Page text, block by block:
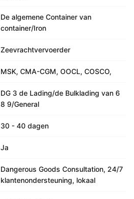
De algemene Container van
container/Iron
Zeevrachtvervoerder
MSK, CMA-CGM, OOCL, COSCO,
DG 3 de Lading/de Bulklading van 6
8 9/General
30 - 40 dagen
Ja
Dangerous Goods Consultation, 24/7
klantenondersteuning, lokaal